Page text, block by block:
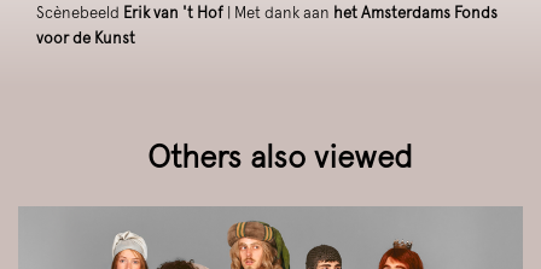
Scènebeeld Erik van 't Hof | Met dank aan het Amsterdams Fonds
voor de Kunst
Others also viewed